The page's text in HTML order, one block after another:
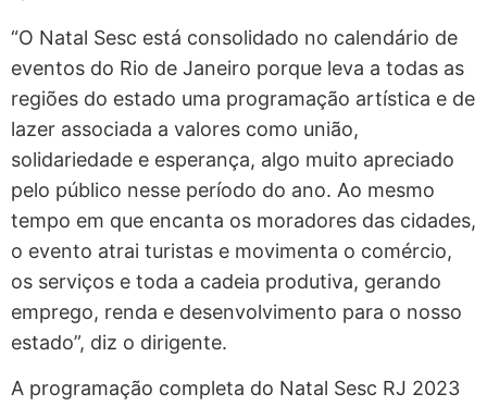
“O Natal Sesc está consolidado no calendário de
eventos do Rio de Janeiro porque leva a todas as
regiões do estado uma programação artística e de
lazer associada a valores como união,
solidariedade e esperança, algo muito apreciado
pelo público nesse período do ano. Ao mesmo
tempo em que encanta os moradores das cidades,
o evento atrai turistas e movimenta o comércio,
os serviços e toda a cadeia produtiva, gerando
emprego, renda e desenvolvimento para o nosso
estado”, diz o dirigente.
A programação completa do Natal Sesc RJ 2023